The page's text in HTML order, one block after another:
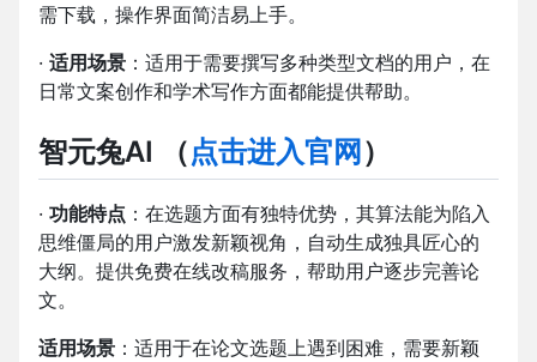
需下载，操作界面简洁易上手。
· 适用场景 ：适用于需要撰写多种类型文档的用户，在
日常文案创作和学术写作方面都能提供帮助。
智元兔AI （点击进入官网 ）
· 功能特点 ：在选题方面有独特优势，其算法能为陷入
思维僵局的用户激发新颖视角，自动生成独具匠心的
大纲。提供免费在线改稿服务，帮助用户逐步完善论
文。
适用场景 ：适用于在论文选题上遇到困难，需要新颖